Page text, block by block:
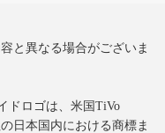
と異なる場合がございま
ドロゴは、米国TiVo
日本国内における商標ま